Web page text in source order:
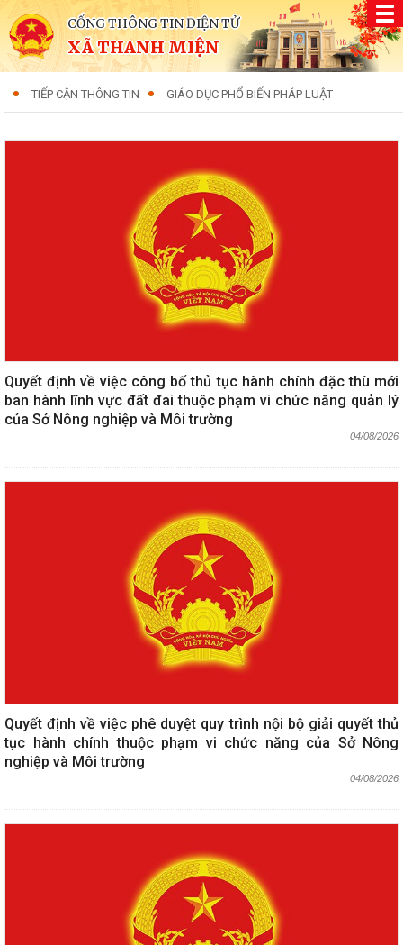
CỔNG THÔNG TIN ĐIỆN TỬ
XÃ THANH MIỆN
TIẾP CẬN THÔNG TIN GIÁO DỤC PHỔ BIẾN PHÁP LUẬT
Quyết định về việc công bố thủ tục hành chính đặc thù mới
ban hành lĩnh vực đất đai thuộc phạm vi chức năng quản lý
của Sở Nông nghiệp và Môi trường
04/08/2026
Quyết định về việc phê duyệt quy trình nội bộ giải quyết thủ
tục hành chính thuộc phạm vi chức năng của Sở Nông
nghiệp và Môi trường
04/08/2026